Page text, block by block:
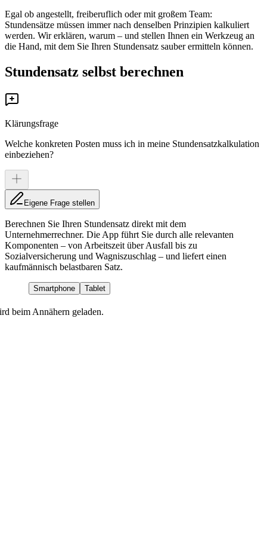
Egal ob angestellt, freiberuflich oder mit großem Team:
Stundensätze müssen immer nach denselben Prinzipien kalkuliert
werden. Wir erklären, warum – und stellen Ihnen ein Werkzeug an
die Hand, mit dem Sie Ihren Stundensatz sauber ermitteln können.
Stundensatz selbst berechnen
Klärungsfrage
Welche konkreten Posten muss ich in meine Stundensatzkalkulation
einbeziehen?
Eigene Frage stellen
Berechnen Sie Ihren Stundensatz direkt mit dem
Unternehmerrechner. Die App führt Sie durch alle relevanten
Komponenten – von Arbeitszeit über Ausfall bis zu
Sozialversicherung und Wagniszuschlag – und liefert einen
kaufmännisch belastbaren Satz.
Smartphone Tablet
beim Annähern geladen.